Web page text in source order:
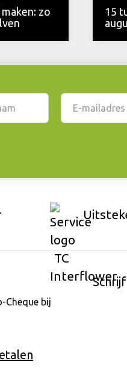
zo
15